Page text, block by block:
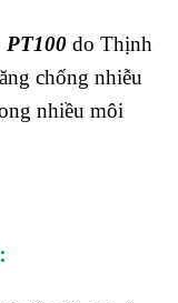
PT100 do Thịnh
chống nhiễu
nhiều môi